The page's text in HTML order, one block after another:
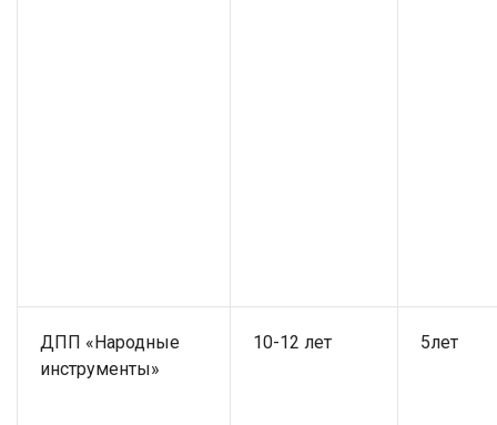
ДПП «Народные
инструменты»
10-12 лет 5лет